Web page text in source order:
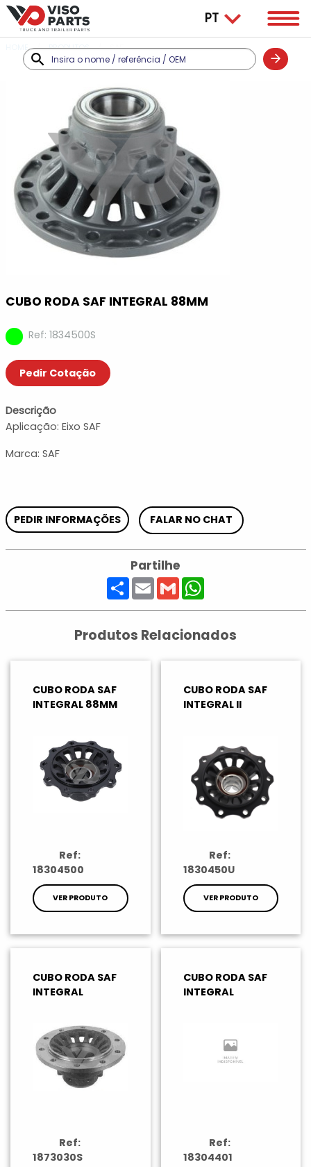
PRODUTOS SAF
CUBO RODA SAF INTEGRAL 88MM
Ref: 1834500S
Pedir Cotação
Descrição
Aplicação: Eixo SAF
Marca: SAF
PEDIR INFORMAÇÕES FALAR NO CHAT
Partilhe
ShareEmailGmail
Produtos Relacionados
CUBO RODA SAF
INTEGRAL 88MM
Ref:
18304500
VER PRODUTO
CUBO RODA SAF
INTEGRAL II
Ref:
1830450U
VER PRODUTO
CUBO RODA SAF
INTEGRAL
Ref:
1873030S
CUBO RODA SAF
INTEGRAL
Ref:
18304401